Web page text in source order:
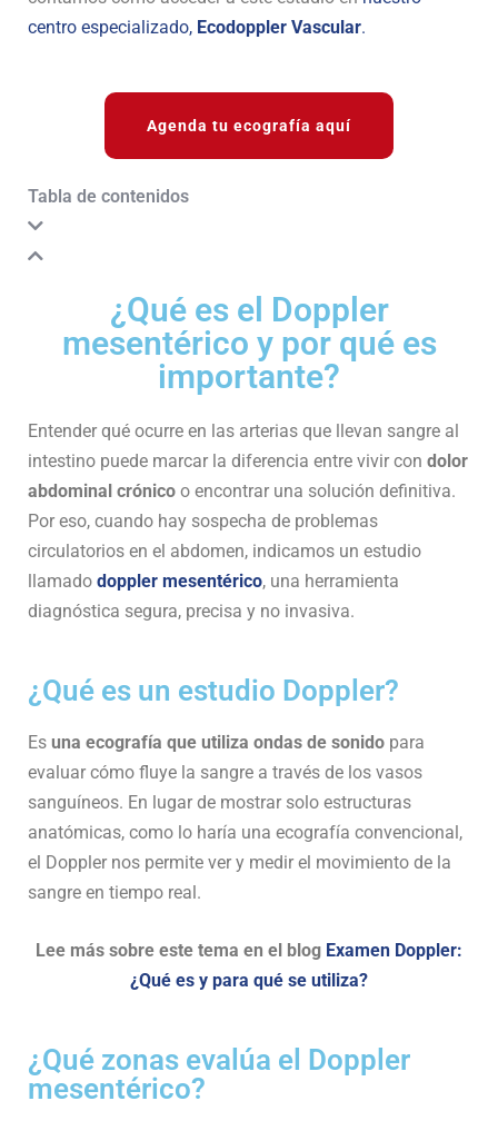
centro especializado, Ecodoppler Vascular.
Agenda tu ecografía aquí
Tabla de contenidos
¿Qué es el Doppler
mesentérico y por qué es
importante?
Entender qué ocurre en las arterias que llevan sangre al
intestino puede marcar la diferencia entre vivir con dolor
abdominal crónico o encontrar una solución definitiva.
Por eso, cuando hay sospecha de problemas
circulatorios en el abdomen, indicamos un estudio
llamado doppler mesentérico, una herramienta
diagnóstica segura, precisa y no invasiva.
¿Qué es un estudio Doppler?
Es una ecografía que utiliza ondas de sonido para
evaluar cómo fluye la sangre a través de los vasos
sanguíneos. En lugar de mostrar solo estructuras
anatómicas, como lo haría una ecografía convencional,
el Doppler nos permite ver y medir el movimiento de la
sangre en tiempo real.
Lee más sobre este tema en el blog Examen Doppler:
¿Qué es y para qué se utiliza?
¿Qué zonas evalúa el Doppler
mesentérico?